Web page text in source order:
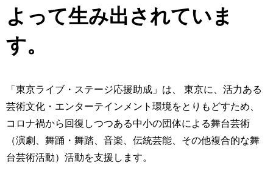
よって⽣み出されていま
す。
「東京ライブ・ステージ応援助成」は、
東京に、活⼒ある
芸術⽂化・エンターテインメント環境をとりもどすため、
コロナ禍から回復しつつある中⼩の団体による舞台芸術
（演劇、舞踊・舞踏、音楽、 伝統芸能、その他複合的な舞
台芸術活動）活動を支援します。